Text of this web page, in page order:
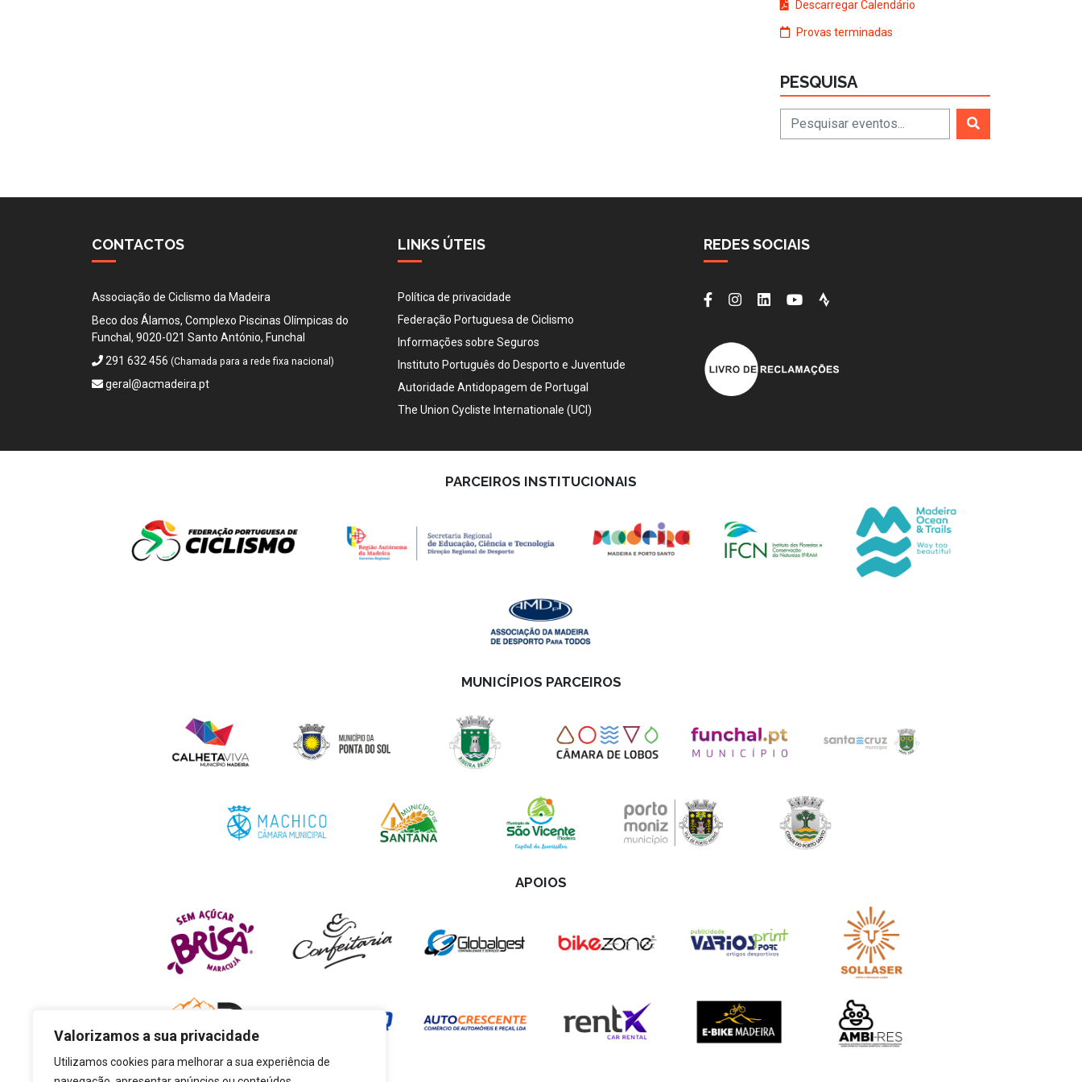
Valorizamos a sua privacidade
Utilizamos cookies para melhorar a sua experiência de
Descarregar Calendário
Provas terminadas
PESQUISA
CONTACTOS
Associação de Ciclismo da Madeira
Beco dos Álamos, Complexo Piscinas Olímpicas do
Funchal, 9020-021 Santo António, Funchal
291 632 456 (Chamada para a rede fixa nacional)
geral@acmadeira.pt
LINKS ÚTEIS
Política de privacidade
Federação Portuguesa de Ciclismo
Informações sobre Seguros
Instituto Português do Desporto e Juventude
Autoridade Antidopagem de Portugal
The Union Cycliste Internationale (UCI)
REDES SOCIAIS
PARCEIROS INSTITUCIONAIS
MUNICÍPIOS PARCEIROS
APOIOS